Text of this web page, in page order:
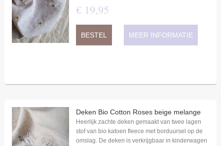
€ 19,95
BESTEL MEER INFORMATIE
Deken Bio Cotton Roses beige melange
Heerlijk zachte deken gemaakt van twee lagen
stof van bio katoen fleece met borduursel op de
omslag. De deken is verkrijgbaar in kinderwagen